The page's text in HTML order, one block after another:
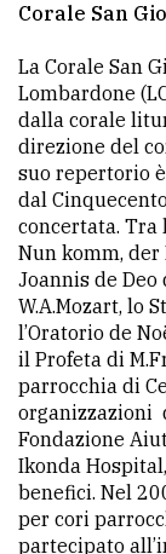
CERCA
Cerca
per
comune
Ricerca
avanzata
LE
ALTRE
TESTATE
PRIVACY
Corale San
La Corale San
Lombardone
dalla corale
direzione del
suo repertorio
dal
concertata. Tra
Nun komm, der
Joannis de
W.A.Mozart, lo
l’Oratorio de
il Profeta di
parrocchia di
organizzazioni
Fondazione
Ikonda
benefici. Nel
per cori
partecipato